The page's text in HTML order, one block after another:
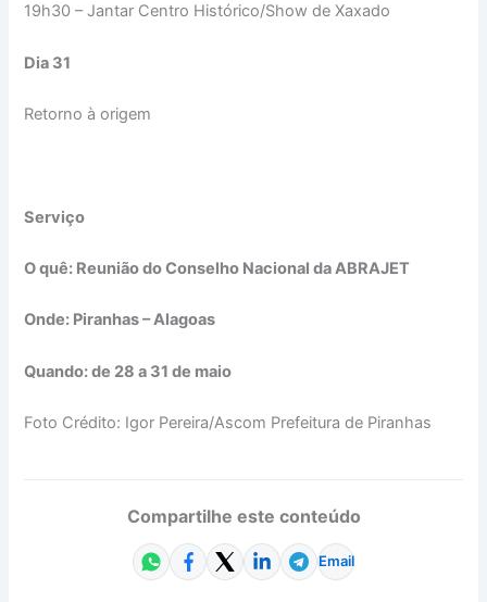
19h30 – Jantar Centro Histórico/Show de Xaxado
Dia 31
Retorno à origem
Serviço
O quê: Reunião do Conselho Nacional da ABRAJET
Onde: Piranhas – Alagoas
Quando: de 28 a 31 de maio
Foto Crédito: Igor Pereira/Ascom Prefeitura de Piranhas
Compartilhe este conteúdo
Email